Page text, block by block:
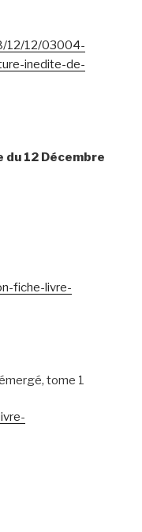
12/12/03004-
inedite-de-
du 12 Décembre
fiche-livre-
tome 1